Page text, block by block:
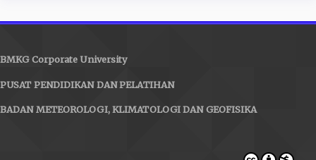
BMKG Corporate University
PUSAT PENDIDIKAN DAN PELATIHAN
BADAN METEOROLOGI, KLIMATOLOGI DAN GEOFISIKA